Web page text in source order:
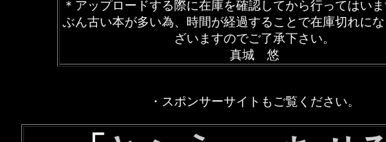
＊アップロードする際に在庫を確認してから行ってはい
ぶん古い本が多い為、時間が経過することで在庫切れに
ざいますのでご了承下さい。
真城 悠
・スポンサーサイトもご覧ください。